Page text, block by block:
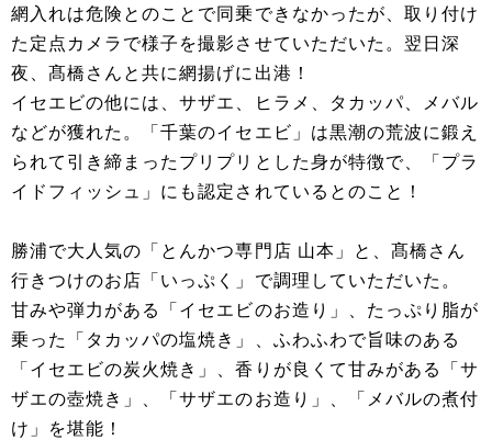
網入れは危険とのことで同乗できなかったが、取り付け
た定点カメラで様子を撮影させていただいた。翌日深
夜、髙橋さんと共に網揚げに出港！
イセエビの他には、サザエ、ヒラメ、タカッパ、メバル
などが獲れた。「千葉のイセエビ」は黒潮の荒波に鍛え
られて引き締まったプリプリとした身が特徴で、「プラ
イドフィッシュ」にも認定されているとのこと！
勝浦で大人気の「とんかつ専門店 山本」と、髙橋さん
行きつけのお店「いっぷく」で調理していただいた。
甘みや弾力がある「イセエビのお造り」、たっぷり脂が
乗った「タカッパの塩焼き」、ふわふわで旨味のある
「イセエビの炭火焼き」、香りが良くて甘みがある「サ
ザエの壺焼き」、「サザエのお造り」、「メバルの煮付
け」を堪能！